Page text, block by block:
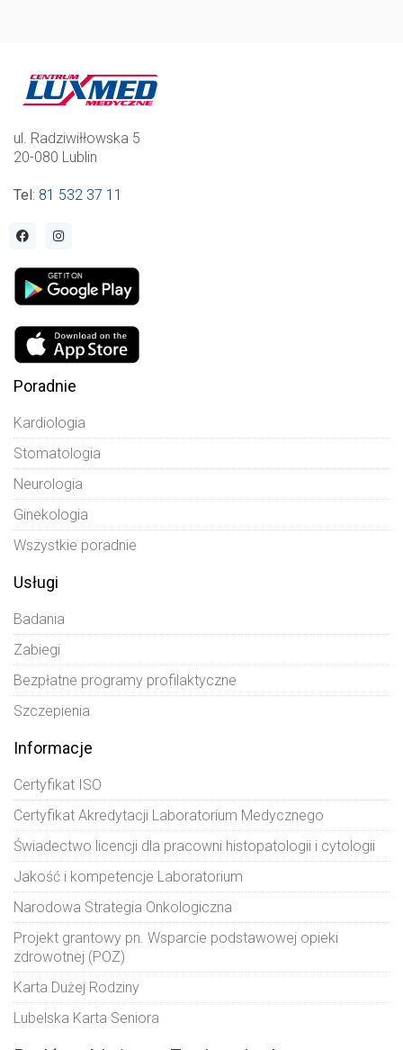
ul. Radziwiłłowska 5
20-080 Lublin
Tel: 81 532 37 11
Poradnie
Kardiologia
Stomatologia
Neurologia
Ginekologia
Wszystkie poradnie
Usługi
Badania
Zabiegi
Bezpłatne programy profilaktyczne
Szczepienia
Informacje
Certyfikat ISO
Certyfikat Akredytacji Laboratorium Medycznego
Świadectwo licencji dla pracowni histopatologii i cytologii
Jakość i kompetencje Laboratorium
Narodowa Strategia Onkologiczna
Projekt grantowy pn. Wsparcie podstawowej opieki
zdrowotnej (POZ)
Karta Dużej Rodziny
Lubelska Karta Seniora